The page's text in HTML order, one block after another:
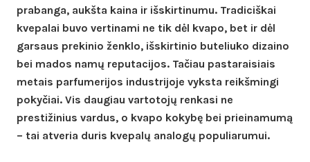
prabanga, aukšta kaina ir išskirtinumu. Tradiciškai
kvepalai buvo vertinami ne tik dėl kvapo, bet ir dėl
garsaus prekinio ženklo, išskirtinio buteliuko dizaino
bei mados namų reputacijos. Tačiau pastaraisiais
metais parfumerijos industrijoje vyksta reikšmingi
pokyčiai. Vis daugiau vartotojų renkasi ne
prestižinius vardus, o kvapo kokybę bei prieinamumą
– tai atveria duris kvepalų analogų populiarumui.